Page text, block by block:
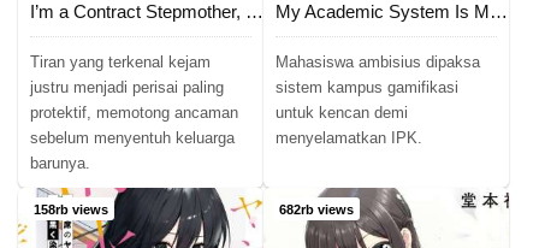
I’m a Contract Stepmother, but the Tyrant Is Way Too Overprotective
Tiran yang terkenal kejam
justru menjadi perisai paling
protektif, memotong ancaman
sebelum menyentuh keluarga
barunya.
My Academic System Is Making Me Date?!
Mahasiswa ambisius dipaksa
sistem kampus gamifikasi
untuk kencan demi
menyelamatkan IPK.
158rb views 682rb views